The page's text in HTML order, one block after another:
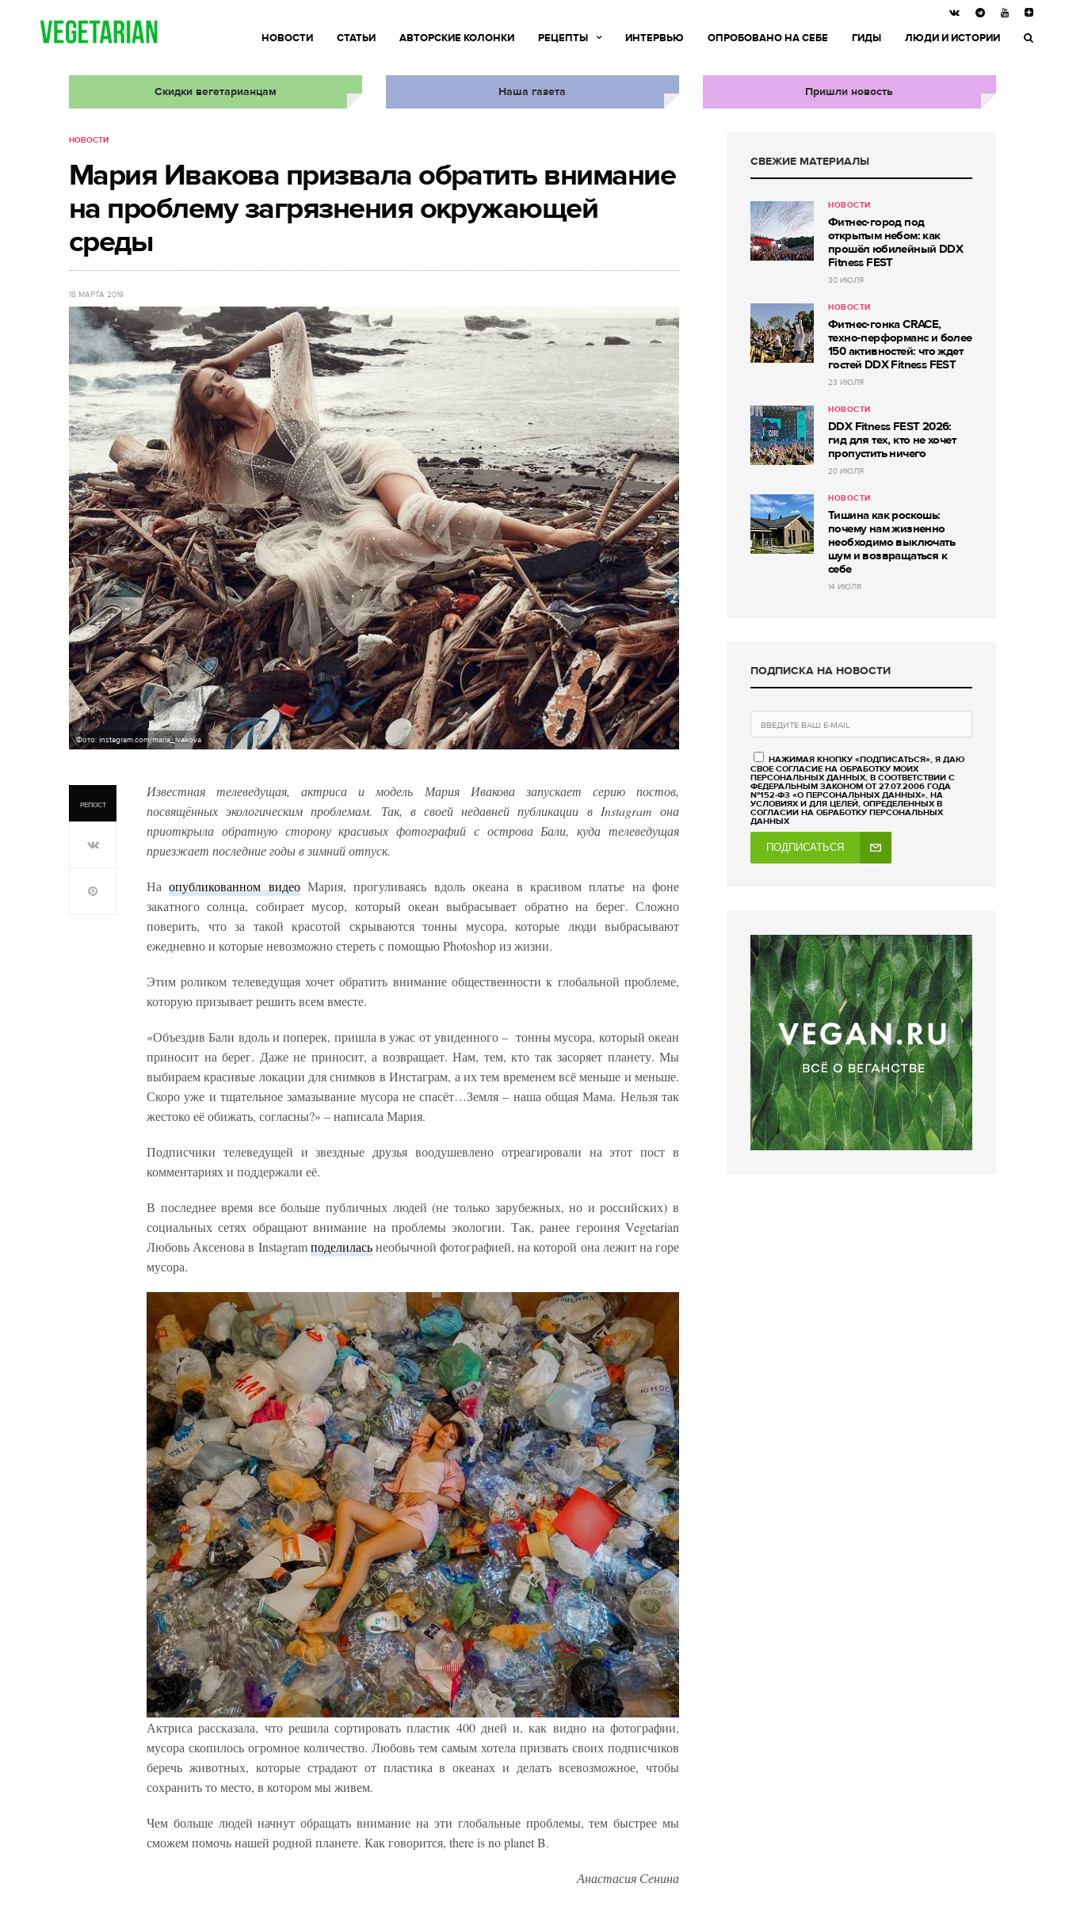
НОВОСТИ СТАТЬИ АВТОРСКИЕ КОЛОНКИ РЕЦЕПТЫ ИНТЕРВЬЮ ОПРОБОВАНО НА СЕБЕ ГИДЫ ЛЮДИ И ИСТОРИИ
Скидки вегетарианцам Наша газета Пришли новость
НОВОСТИ
Мария Ивакова призвала обратить внимание
на проблему загрязнения окружающей
среды
18 МАРТА 2019
Фото: instagram.com/maria_ivakova
РЕПОСТ
Известная телеведущая, актриса и модель Мария Ивакова запускает серию постов,
посвящённых экологическим проблемам. Так, в своей недавней публикации в Instagram она
приоткрыла обратную сторону красивых фотографий с острова Бали, куда телеведущая
приезжает последние годы в зимний отпуск.
Наопубликованном видеоМария, прогуливаясь вдоль океана в красивом платье на фоне
закатного солнца, собирает мусор, который океан выбрасывает обратно на берег. Сложно
поверить, что за такой красотой скрываются тонны мусора, которые люди выбрасывают
ежедневно и которые невозможно стереть с помощью Photoshop из жизни.
Этим роликом телеведущая хочет обратить внимание общественности к глобальной проблеме,
которую призывает решить всем вместе.
«Объездив Бали вдоль и поперек, пришла в ужас от увиденного – тонны мусора, который океан
приносит на берег. Даже не приносит, а возвращает. Нам, тем, кто так засоряет планету. Мы
выбираем красивые локации для снимков в Инстаграм, а их тем временем всё меньше и меньше.
Скоро уже и тщательное замазывание мусора не спасёт…Земля – наша общая Мама. Нельзя так
жестоко её обижать, согласны?» – написала Мария.
Подписчики телеведущей и звездные друзья воодушевлено отреагировали на этот пост в
комментариях и поддержали её.
В последнее время все больше публичных людей (не только зарубежных, но и российских) в
социальных сетях обращают внимание на проблемы экологии. Так, ранее героиня Vegetarian
Любовь Аксенова в Instagramподелиласьнеобычной фотографией, на которой она лежит на горе
мусора.
Актриса рассказала, что решила сортировать пластик 400 дней и, как видно на фотографии,
мусора скопилось огромное количество. Любовь тем самым хотела призвать своих подписчиков
беречь животных, которые страдают от пластика в океанах и делать всевозможное, чтобы
сохранить то место, в котором мы живем.
Чем больше людей начнут обращать внимание на эти глобальные проблемы, тем быстрее мы
сможем помочь нашей родной планете. Как говорится, there is no planet B.
Анастасия Сенина
СВЕЖИЕ МАТЕРИАЛЫ
НОВОСТИ
Фитнес-город под
открытым небом: как
прошёл юбилейный DDX
Fitness FEST
30 ИЮЛЯ
НОВОСТИ
Фитнес-гонка CRACE,
техно-перформанс и более
150 активностей: что ждет
гостей DDX Fitness FEST
23 ИЮЛЯ
НОВОСТИ
DDX Fitness FEST 2026:
гид для тех, кто не хочет
пропустить ничего
20 ИЮЛЯ
НОВОСТИ
Тишина как роскошь:
почему нам жизненно
необходимо выключать
шум и возвращаться к
себе
14 ИЮЛЯ
ПОДПИСКА НА НОВОСТИ
НАЖИМАЯ КНОПКУ «ПОДПИСАТЬСЯ», Я ДАЮ
СВОЕ СОГЛАСИЕ НА ОБРАБОТКУ МОИХ
ПЕРСОНАЛЬНЫХ ДАННЫХ, В СООТВЕТСТВИИ С
ФЕДЕРАЛЬНЫМ ЗАКОНОМ ОТ 27.07.2006 ГОДА
№152-ФЗ «О ПЕРСОНАЛЬНЫХ ДАННЫХ», НА
УСЛОВИЯХ И ДЛЯ ЦЕЛЕЙ, ОПРЕДЕЛЕННЫХ В
СОГЛАСИИ НА ОБРАБОТКУ ПЕРСОНАЛЬНЫХ
ДАННЫХ
ПОДПИСАТЬСЯ